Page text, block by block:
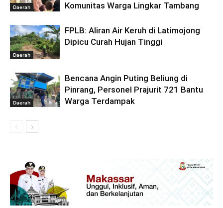
Daerah
Komunitas Warga Lingkar Tambang
Daerah
FPLB: Aliran Air Keruh di Latimojong
Dipicu Curah Hujan Tinggi
Daerah
Bencana Angin Puting Beliung di
Pinrang, Personel Prajurit 721 Bantu
Warga Terdampak